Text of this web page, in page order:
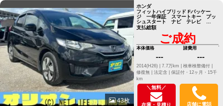
43枚
ホンダ
フィットハイブリッド Fパッケー
ジ 一年保証 スマートキー プッ
シュスタート ナビ テレビ
Bluetooth ETC エンジンオイ
ル・バッテリー・ワイパーゴム新品
Fパッケージ 一年保証 スマート
キー プッシュスタート ナビ テ
レビ Bluetooth ETC エ
支払総額
ご成約
本体価格
---
諸費用
---
2014(H26) | 7.7万km |
検車検整備付 |
修復無 | 法定含 | 保証付・12ヶ月・15千
km
＼無料／
在庫・見積り 店舗に電話